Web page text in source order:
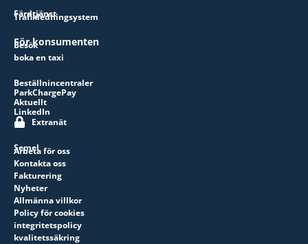
Färdtjänst
Trafikledningsystem
För konsumenten
Besök
boka en taxi
Beställnincentraler
ParkChargePay
Aktuellt
LinkedIn
Extranät
Semel
Arbeta för oss
Kontakta oss
Fakturering
Nyheter
Allmänna villkor
Policy för cookies
integritetspolicy
kvalitetssäkring